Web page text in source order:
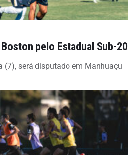
pelo Estadual Sub-20
(7), será disputado em Manhuaçu